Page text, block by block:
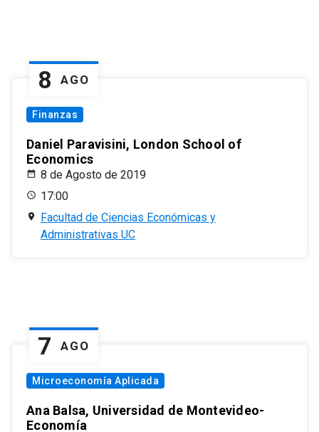
8 AGO
Finanzas
Daniel Paravisini, London School of
Economics
8 de Agosto de 2019
17:00
Facultad de Ciencias Económicas y
Administrativas UC
7 AGO
Microeconomía Aplicada
Ana Balsa, Universidad de Montevideo-
Economía